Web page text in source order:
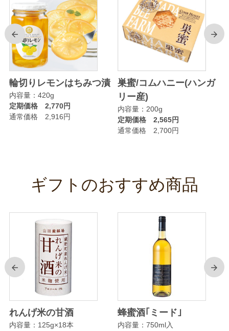
前
輪切りレモンはちみつ漬
内容量：420g
定期価格 2,770円
通常価格 2,916円
巣蜜/コムハニー(ハンガ
リー産)
内容量：200g
定期価格 2,565円
通常価格 2,700円
次
ギフトのおすすめ商品
前
れんげ米の甘酒
内容量：125g×18本
蜂蜜酒｢ミード｣
内容量：750ml入
次